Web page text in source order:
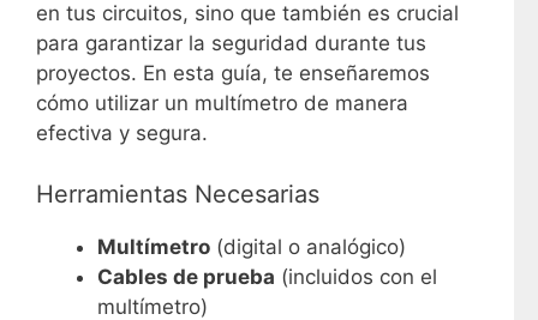
en tus circuitos, sino que también es crucial
para garantizar la seguridad durante tus
proyectos. En esta guía, te enseñaremos
cómo utilizar un multímetro de manera
efectiva y segura.
Herramientas Necesarias
Multímetro (digital o analógico)
Cables de prueba (incluidos con el
multímetro)